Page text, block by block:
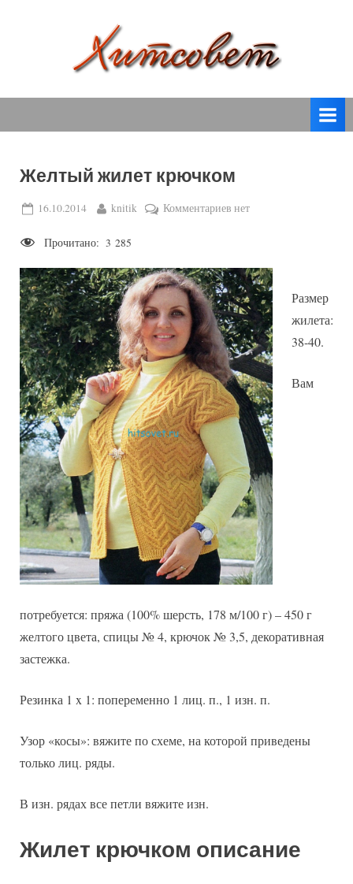
т
о
в
спицами,
крючком,
вязаные
модели
с
схемами.
Желтый жилет крючком
Posted
16.10.2014 By
knitik Комментариевк
крючком
нет
Прочитано: 3 285
Размер
жилета:
38-40.
Вам
потребуется: пряжа (100% шерсть, 178 м/100 г) – 450 г
желтого цвета, спицы № 4, крючок № 3,5, декоративная
застежка.
Резинка 1 x 1: попеременно 1 лиц. п., 1 изн. п.
Узор «косы»: вяжите по схеме, на которой приведены
только лиц. ряды.
В изн. рядах все петли вяжите изн.
Жилет крючком описание